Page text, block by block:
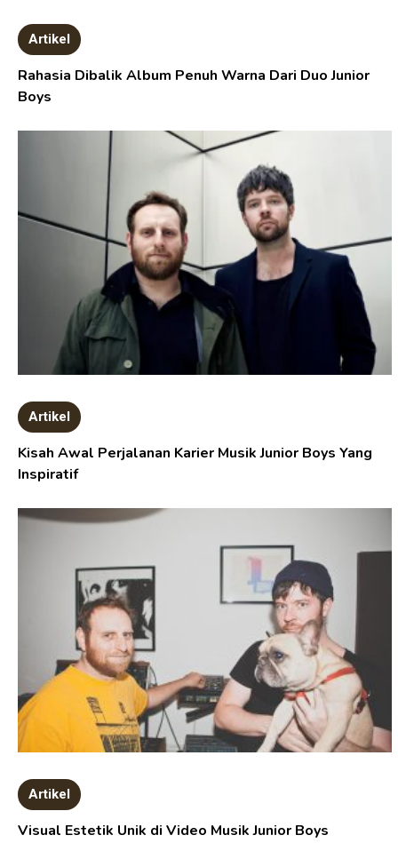
Artikel
Rahasia Dibalik Album Penuh Warna Dari Duo Junior
Boys
Artikel
Kisah Awal Perjalanan Karier Musik Junior Boys Yang
Inspiratif
Artikel
Visual Estetik Unik di Video Musik Junior Boys